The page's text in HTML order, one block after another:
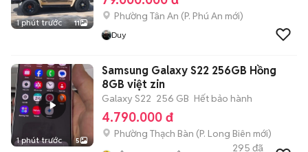
1 phút trước 11
Phường Tân An (P. Phú An mới)
Duy
1 phút trước 5
Samsung Galaxy S22 256GB Hồng
8GB việt zin
Galaxy S22 256 GB Hết bảo hành
4.790.000 đ
Phường Thạch Bàn (P. Long Biên mới)
295 đã